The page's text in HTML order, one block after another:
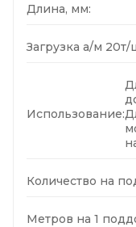
Длина, мм:
Загрузка а/м 20т/
Использование:
Количество на
Метров на 1